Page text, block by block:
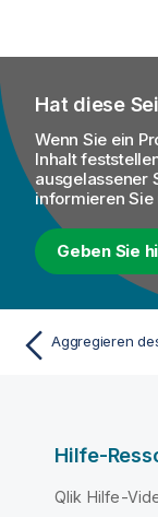
Hat diese
Wenn Sie ein
Inhalt
ausgelassener
informieren Sie
Geben Sie
Hilfe-
Qlik Hilfe-